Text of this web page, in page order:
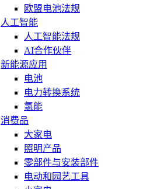
欧盟电池法规
人工智能
人工智能法规
AI合作伙伴
新能源应用
电池
电力转换系统
氢能
消费品
大家电
照明产品
零部件与安装部件
电动和园艺工具